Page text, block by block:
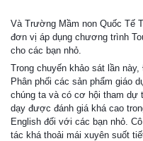
Và Trường Mầm non Quốc Tế
đơn vị áp dụng chương trình
cho các bạn nhỏ.
Trong chuyến khảo sát lần
Phân phối các sản phẩm giáo
chúng ta và có cơ hội tham dự
dạy được đánh giá khá cao tr
English đối với các bạn nhỏ.
tác khá thoải mái xuyên suốt